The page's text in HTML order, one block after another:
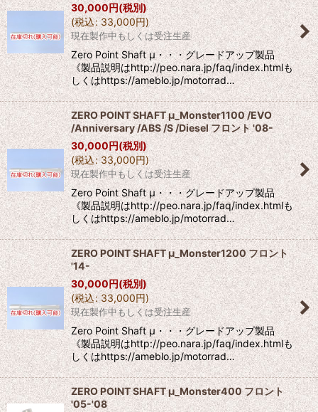
30,000円(税別)
(税込: 33,000円)
現在製作中もしくは受注生産
Zero Point Shaft μ・・・グレードアップ製品
《製品説明はhttp://peo.nara.jp/faq/index.htmlも
しくはhttps://ameblo.jp/motorrad…
ZERO POINT SHAFT μ_Monster1100 /EVO
/Anniversary /ABS /S /Diesel フロント '08-
30,000円(税別)
(税込: 33,000円)
現在製作中もしくは受注生産
Zero Point Shaft μ・・・グレードアップ製品
《製品説明はhttp://peo.nara.jp/faq/index.htmlも
しくはhttps://ameblo.jp/motorrad…
ZERO POINT SHAFT μ_Monster1200 フロント
'14-
30,000円(税別)
(税込: 33,000円)
現在製作中もしくは受注生産
Zero Point Shaft μ・・・グレードアップ製品
《製品説明はhttp://peo.nara.jp/faq/index.htmlも
しくはhttps://ameblo.jp/motorrad…
ZERO POINT SHAFT μ_Monster400 フロント
'05-'08